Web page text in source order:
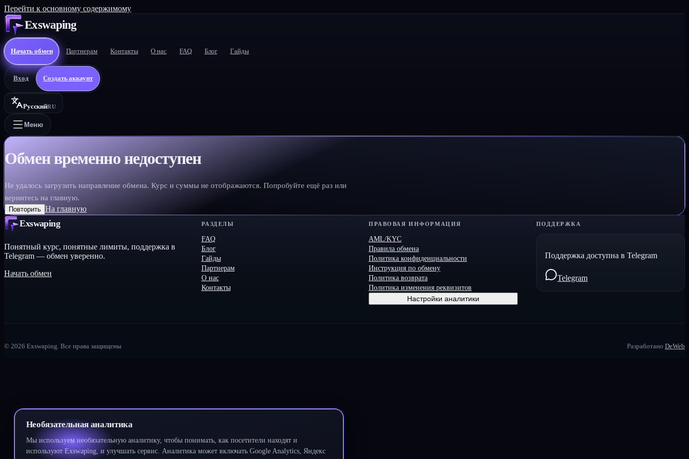
Перейти к основному содержимому
Необязательная аналитика
Мы используем необязательную аналитику, чтобы понимать, как посетители находят и
используют Exswaping, и улучшать сервис. Аналитика может включать Google Analytics, Яндекс
Exswaping
Начать обмен Партнерам Контакты О нас FAQ Блог Гайды
Вход Создать аккаунт
РусскийRU
Меню
Обмен временно недоступен
Не удалось загрузить направление обмена. Курс и суммы не отображаются. Попробуйте ещё раз или
вернитесь на главную.
Повторить На главную
Exswaping
Понятный курс, понятные лимиты, поддержка в
Telegram — обмен уверенно.
Начать обмен
РАЗДЕЛЫ
FAQ
Блог
Гайды
Партнерам
О нас
Контакты
ПРАВОВАЯ ИНФОРМАЦИЯ
AML/KYC
Правила обмена
Политика конфиденциальности
Инструкция по обмену
Политика возврата
Политика изменения реквизитов
Настройки аналитики
ПОДДЕРЖКА
Поддержка доступна в Telegram
Telegram
© 2026 Exswaping. Все права защищены Разработано DeWeb